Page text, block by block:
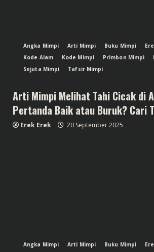
Angka Mimpi Arti Mimpi Buku Mimpi
Kode Alam
Kode Mimpi Primbon Mimpi
Sejuta Mimpi
Tafsir Mimpi
Arti Mimpi Melihat Tahi Cicak di
Pertanda Baik atau Buruk? Cari
Erek Erek 20 September 2025
Angka Mimpi Arti Mimpi Buku Mimpi